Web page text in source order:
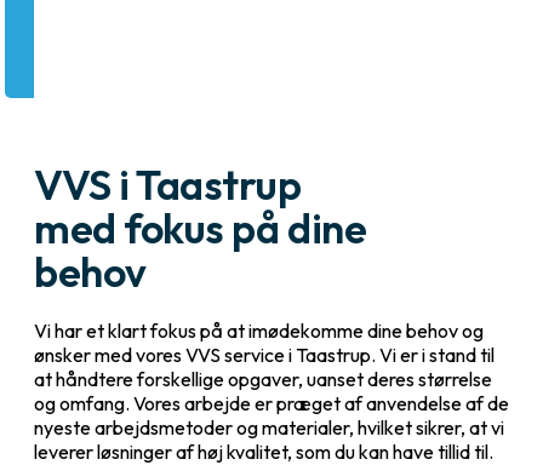
VVS i Taastrup
med fokus på dine
behov
Vi har et klart fokus på at imødekomme dine behov og
ønsker med vores VVS service i Taastrup. Vi er i stand til
at håndtere forskellige opgaver, uanset deres størrelse
og omfang. Vores arbejde er præget af anvendelse af de
nyeste arbejdsmetoder og materialer, hvilket sikrer, at vi
leverer løsninger af høj kvalitet, som du kan have tillid til.